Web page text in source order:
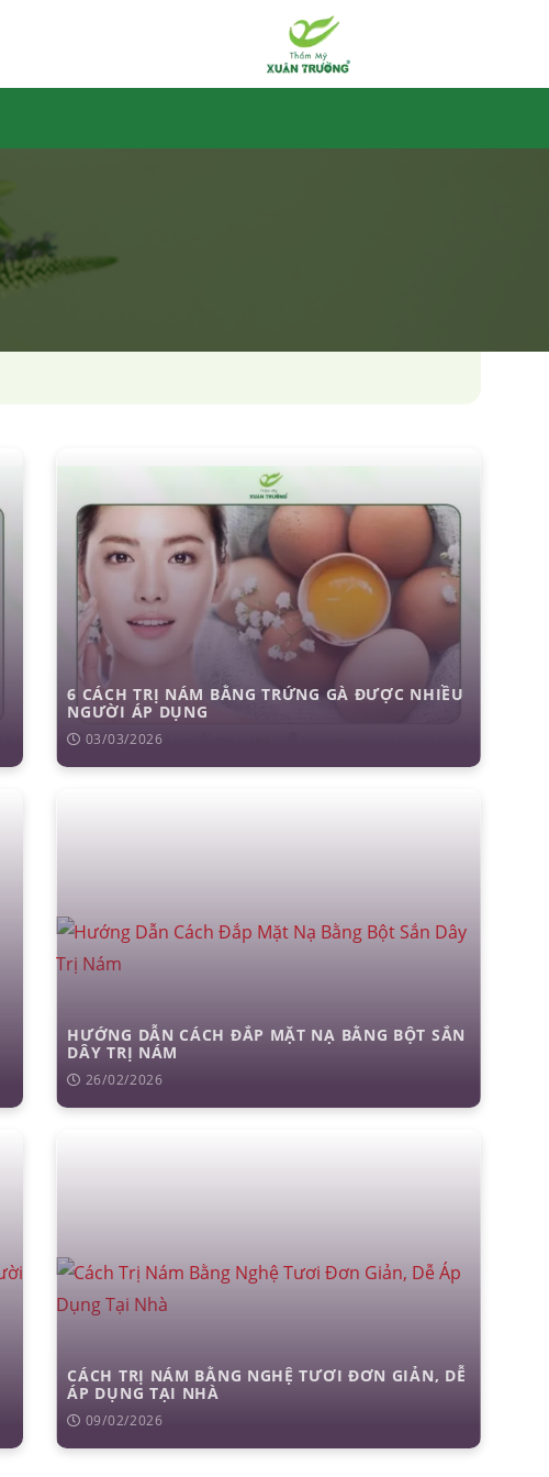
6 CÁCH TRỊ NÁM BẰNG TRỨNG GÀ ĐƯỢC NHIỀU
NGƯỜI ÁP DỤNG
03/03/2026
HƯỚNG DẪN CÁCH ĐẮP MẶT NẠ BẰNG BỘT SẮN
DÂY TRỊ NÁM
26/02/2026
CÁCH TRỊ NÁM BẰNG NGHỆ TƯƠI ĐƠN GIẢN, DỄ
ÁP DỤNG TẠI NHÀ
09/02/2026